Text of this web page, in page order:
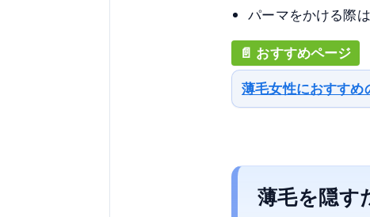
パーマをかける際
薄毛女性におすすめ
薄毛を隠す